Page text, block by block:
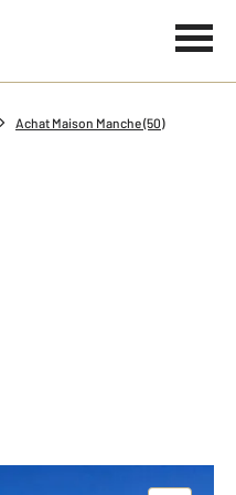
Achat Maison Manche (50)